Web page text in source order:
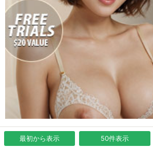
最初から表示 50件表示